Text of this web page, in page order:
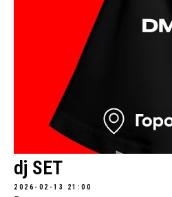
dj SET
2026-02-13 21:00